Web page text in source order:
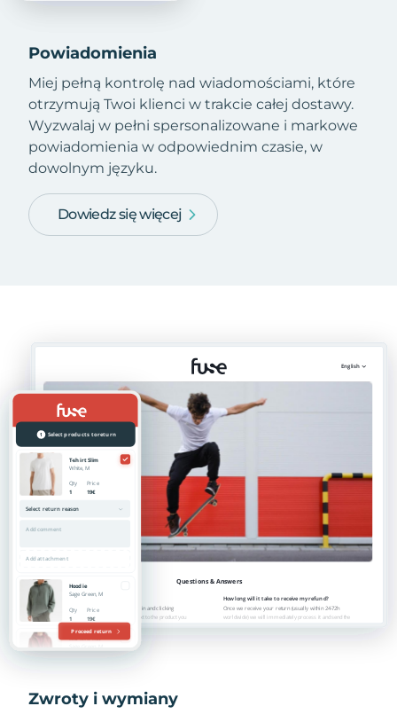
Powiadomienia
Miej pełną kontrolę nad wiadomościami, które
otrzymują Twoi klienci w trakcie całej dostawy.
Wyzwalaj w pełni spersonalizowane i markowe
powiadomienia w odpowiednim czasie, w
dowolnym języku.
Dowiedz się więcej
Zwroty i wymiany